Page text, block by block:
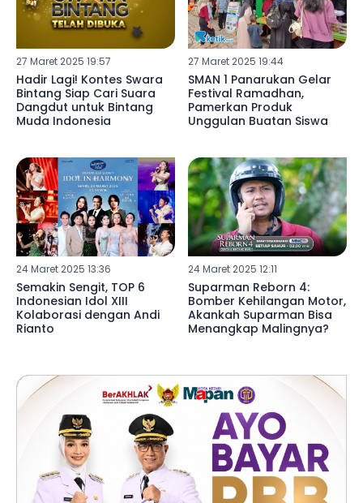
27 Maret 2025 19:57
Hadir Lagi! Kontes Swara
Bintang Siap Cari Suara
Dangdut untuk Bintang
Muda Indonesia
27 Maret 2025 19:44
SMAN 1 Panarukan Gelar
Festival Ramadhan,
Pamerkan Produk
Unggulan Buatan Siswa
24 Maret 2025 13:36
Semakin Sengit, TOP 6
Indonesian Idol XIII
Kolaborasi dengan Andi
Rianto
24 Maret 2025 12:11
Suparman Reborn 4:
Bomber Kehilangan Motor,
Akankah Suparman Bisa
Menangkap Malingnya?